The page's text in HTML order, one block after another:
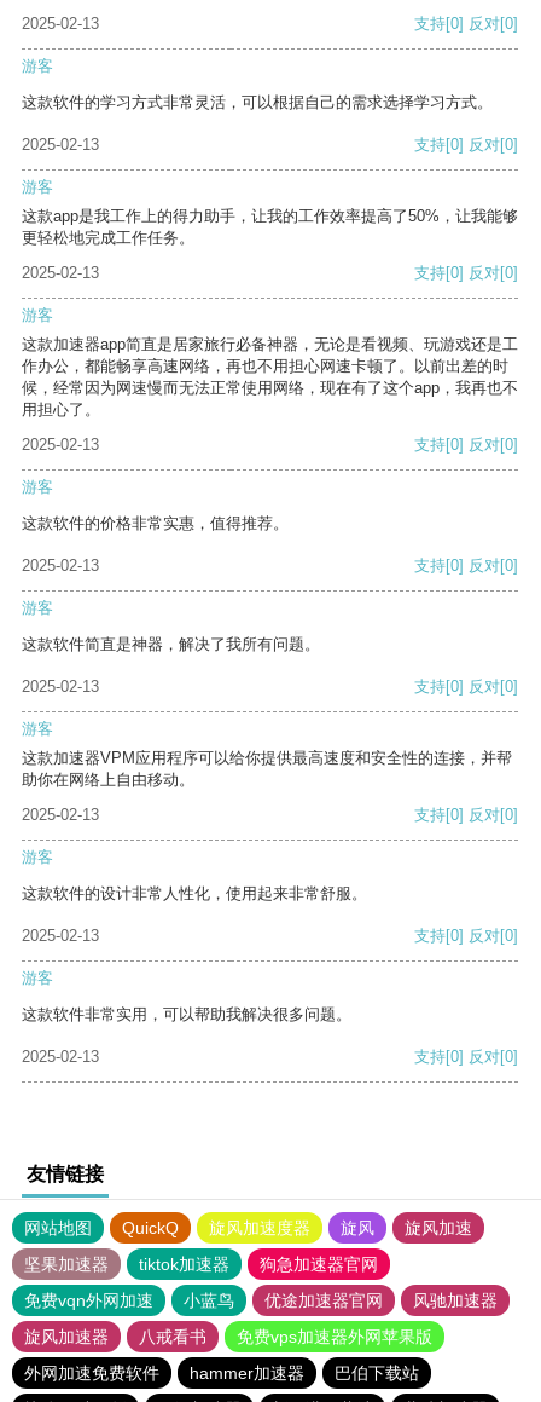
2025-02-13
支持[0] 反对[0]
游客
这款软件的学习方式非常灵活，可以根据自己的需求选择学习方式。
2025-02-13 支持[0] 反对[0]
游客
这款app是我工作上的得力助手，让我的工作效率提高了50%，让我能够
更轻松地完成工作任务。
2025-02-13
支持[0] 反对[0]
游客
这款加速器app简直是居家旅行必备神器，无论是看视频、玩游戏还是工
作办公，都能畅享高速网络，再也不用担心网速卡顿了。以前出差的时
候，经常因为网速慢而无法正常使用网络，现在有了这个app，我再也不
用担心了。
2025-02-13
支持[0] 反对[0]
游客
这款软件的价格非常实惠，值得推荐。
2025-02-13 支持[0] 反对[0]
游客
这款软件简直是神器，解决了我所有问题。
2025-02-13 支持[0] 反对[0]
游客
这款加速器VPM应用程序可以给你提供最高速度和安全性的连接，并帮
助你在网络上自由移动。
2025-02-13
支持[0] 反对[0]
游客
这款软件的设计非常人性化，使用起来非常舒服。
2025-02-13 支持[0] 反对[0]
游客
这款软件非常实用，可以帮助我解决很多问题。
2025-02-13 支持[0] 反对[0]
友情链接
网站地图 QuickQ 旋风加速度器 旋风
旋风加速
坚果加速器
tiktok加速器
狗急加速器官网
免费vqn外网加速
小蓝鸟 优途加速器官网
风驰加速器
旋风加速器
八戒看书
免费vps加速器外网苹果版
外网加速免费软件
hammer加速器
巴伯下载站